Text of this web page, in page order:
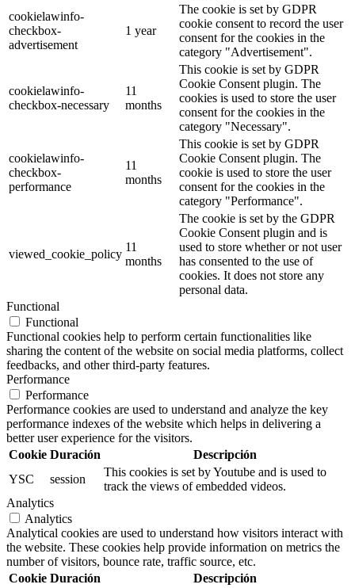
cookielawinfo-
checkbox-
advertisement
1 year
The cookie is set by GDPR
cookie consent to record the user
consent for the cookies in the
category "Advertisement".
cookielawinfo-
checkbox-necessary
11
months
This cookie is set by GDPR
Cookie Consent plugin. The
cookies is used to store the user
consent for the cookies in the
category "Necessary".
cookielawinfo-
checkbox-
performance
11
months
This cookie is set by GDPR
Cookie Consent plugin. The
cookie is used to store the user
consent for the cookies in the
category "Performance".
viewed_cookie_policy
11
months
The cookie is set by the GDPR
Cookie Consent plugin and is
used to store whether or not user
has consented to the use of
cookies. It does not store any
personal data.
Functional
Functional
Functional cookies help to perform certain functionalities like
sharing the content of the website on social media platforms, collect
feedbacks, and other third-party features.
Performance
Performance
Performance cookies are used to understand and analyze the key
performance indexes of the website which helps in delivering a
better user experience for the visitors.
Cookie Duración
Descripción
YSC
session
This cookies is set by Youtube and is used to
track the views of embedded videos.
Analytics
Analytics
Analytical cookies are used to understand how visitors interact with
the website. These cookies help provide information on metrics the
number of visitors, bounce rate, traffic source, etc.
Cookie Duración Descripción